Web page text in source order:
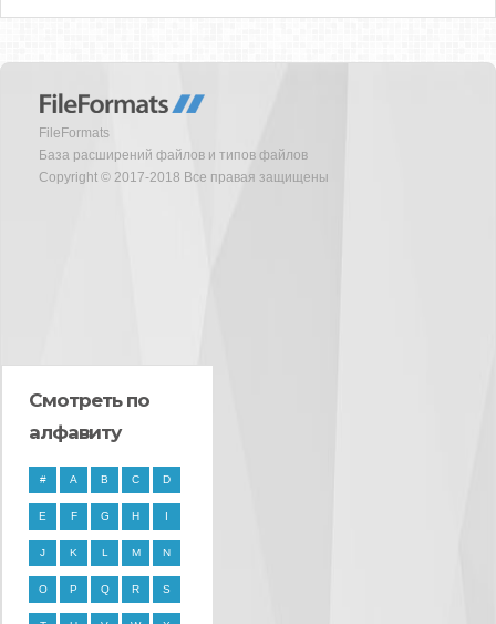
FileFormats
База расширений файлов и типов файлов
Copyright © 2017-2018 Все правая защищены
Смотреть по
алфавиту
# A B C D
E F G H I
J K L M N
O P Q R S